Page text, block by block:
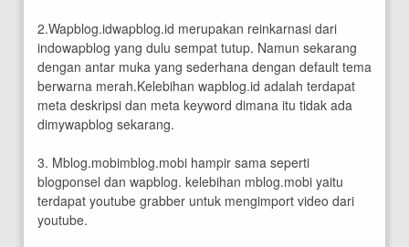
2.Wapblog.idwapblog.id merupakan reinkarnasi dari
indowapblog yang dulu sempat tutup. Namun sekarang
dengan antar muka yang sederhana dengan default tema
berwarna merah.Kelebihan wapblog.id adalah terdapat
meta deskripsi dan meta keyword dimana itu tidak ada
dimywapblog sekarang.
3. Mblog.mobimblog.mobi hampir sama seperti
blogponsel dan wapblog. kelebihan mblog.mobi yaitu
terdapat youtube grabber untuk mengimport video dari
youtube.